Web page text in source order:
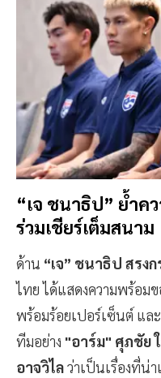
“เจ ชนาธิป” ย้ำ
ร่วมเชียร์เต็มสนาม
ด้าน “เจ” ชนาธิป สรง
ไทย ได้แสดงความพร้อม
พร้อมร้อยเปอร์เซ็นต์ แล
ทีมอย่าง "อาร์ม" ศุภชัย
อาจวิไลว่าเป็นเรื่องที่น่า